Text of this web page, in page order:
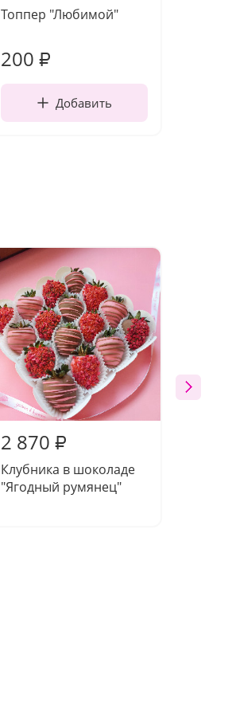
Топпер "Любимой"
200 ₽
Добавить
2 870 ₽
Клубника в шоколаде
"Ягодный румянец"